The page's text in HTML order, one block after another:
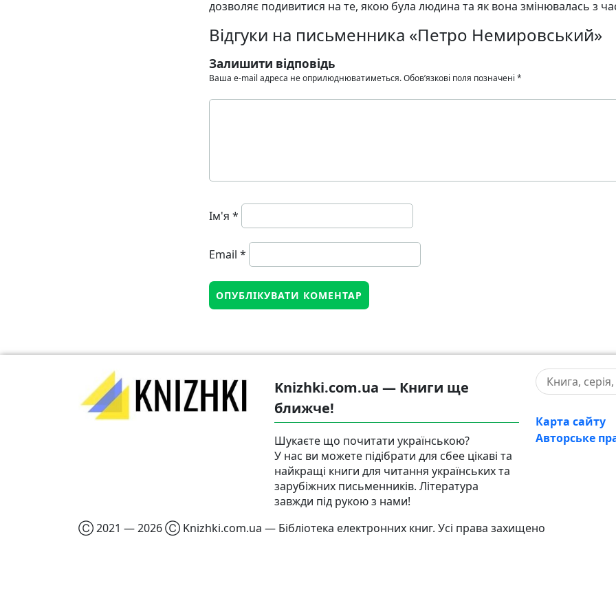
дозволяє подивитися на те, якою була людина та як вона змінювалась з
Відгуки на письменника «Петро Немировський»
Залишити відповідь
Ваша e-mail адреса не оприлюднюватиметься.Обов’язкові поля позначені *
Ім'я *
Email *
Knizhki.com.ua — Книги ще
ближче!
Шукаєте що почитати українською?
У нас ви можете підібрати для сбее цікаві та
найкращі книги для читання українських та
зарубіжних письменників. Література
завжди під рукою з нами!
Карта сайту
Авторське
Ⓒ 2021 — 2026 Ⓒ Knizhki.com.ua — Бібліотека електронних книг. Усі права захищено